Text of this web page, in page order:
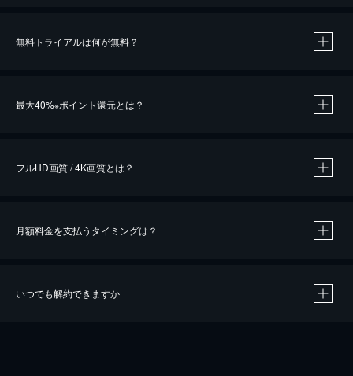
無料トライアルは何が無料？
最大40%※ポイント還元とは？
※40％ポイント還元の対象は、クレジットカード決済による作品の購入 / レンタルです。
iOSアプリのUコイン決済による作品の購入 / レンタルは、20％のポイント還元です。
フルHD画質 / 4K画質とは？
月額料金を支払うタイミングは？
いつでも解約できますか